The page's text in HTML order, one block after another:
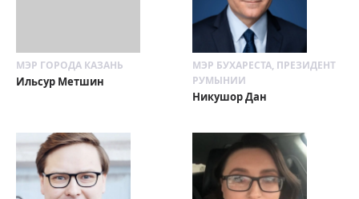
МЭР ГОРОДА КАЗАНЬ
Ильсур Метшин
МЭР БУХАРЕСТА, ПРЕЗИДЕНТ
РУМЫНИИ
Никушор Дан